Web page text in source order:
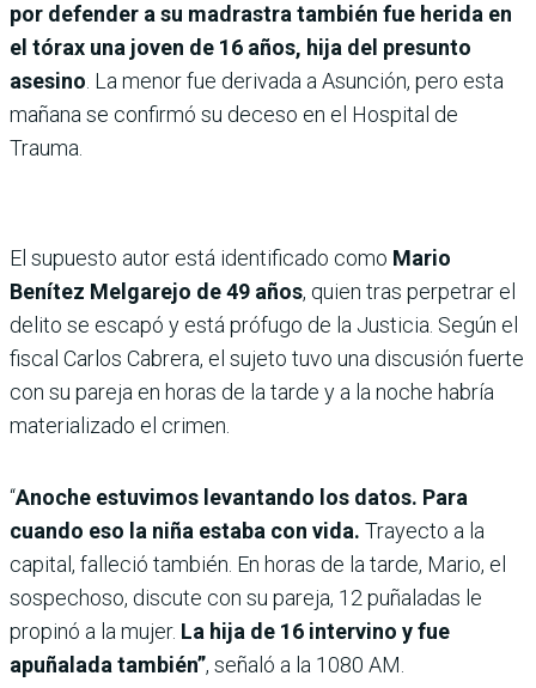
por defender a su madrastra también fue herida en
el tórax una joven de 16 años, hija del presunto
asesino . La menor fue derivada a Asunción, pero esta
mañana se confirmó su deceso en el Hospital de
Trauma.
El supuesto autor está identificado como Mario
Benítez Melgarejo de 49 años, quien tras perpetrar el
delito se escapó y está prófugo de la Justicia. Según el
fiscal Carlos Cabrera, el sujeto tuvo una discusión fuerte
con su pareja en horas de la tarde y a la noche habría
materializado el crimen.
“Anoche estuvimos levantando los datos. Para
cuando eso la niña estaba con vida. Trayecto a la
capital, falleció también. En horas de la tarde, Mario, el
sospechoso, discute con su pareja, 12 puñaladas le
propinó a la mujer. La hija de 16 intervino y fue
apuñalada también”, señaló a la 1080 AM.